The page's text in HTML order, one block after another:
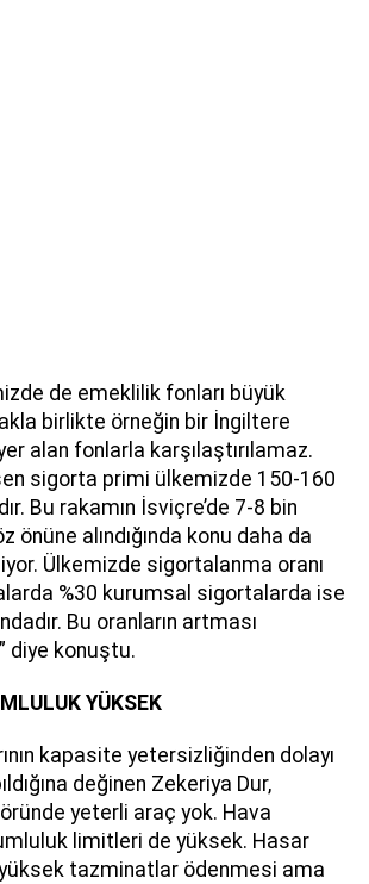
de emeklilik fonları büyük
birlikte örneğin bir İngiltere
alan fonlarla karşılaştırılamaz.
sigorta primi ülkemizde 150-160
Bu rakamın İsviçre’de 7-8 bin
önüne alındığında konu daha da
Ülkemizde sigortalanma oranı
%30 kurumsal sigortalarda ise
Bu oranların artması
diye konuştu.
YÜKSEK
kapasite yetersizliğinden dolayı
değinen Zekeriya Dur,
yeterli araç yok. Hava
limitleri de yüksek. Hasar
tazminatlar ödenmesi ama